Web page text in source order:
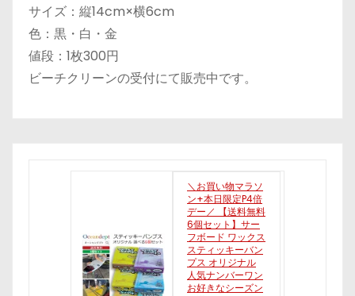
サイズ：縦14cm×横6cm
色：黒・白・金
値段：1枚300円
ビーチクリーンの受付にて販売中です。
＼お買い物マラソ
ン+本日限定P4倍
デー／ 【送料無料
6個セット】サー
フボード ワックス
スティッキーバン
プス オリジナル
人気ナンバーワン
お好きなシーズン